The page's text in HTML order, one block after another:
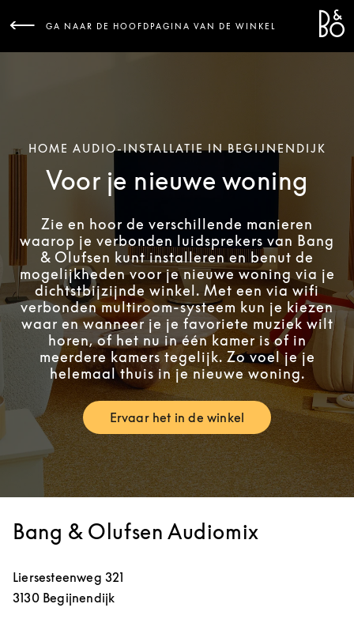
GA NAAR DE HOOFDPAGINA VAN DE WINKEL
HOME AUDIO-INSTALLATIE IN BEGIJNENDIJK
Voor je nieuwe woning
Zie en hoor de verschillende manieren
waarop je verbonden luidsprekers van Bang
& Olufsen kunt installeren en benut de
mogelijkheden voor je nieuwe woning via je
dichtstbijzijnde winkel. Met een via wifi
verbonden multiroom-systeem kun je kiezen
waar en wanneer je je favoriete muziek wilt
horen, of het nu in één kamer is of in
meerdere kamers tegelijk. Zo voel je je
helemaal thuis in je nieuwe woning.
Ervaar het in de winkelLink Opens in New Tab
Bang & Olufsen Audiomix
Liersesteenweg 321
3130 Begijnendijk